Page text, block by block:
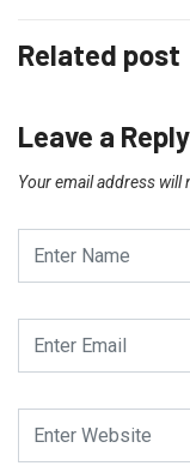
Related post
Leave a Reply
Your email address will